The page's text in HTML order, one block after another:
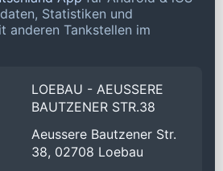
Statistiken und
anderen Tankstellen im
LOEBAU - AEUSSERE
BAUTZENER STR.38
Aeussere Bautzener Str.
38, 02708 Loebau